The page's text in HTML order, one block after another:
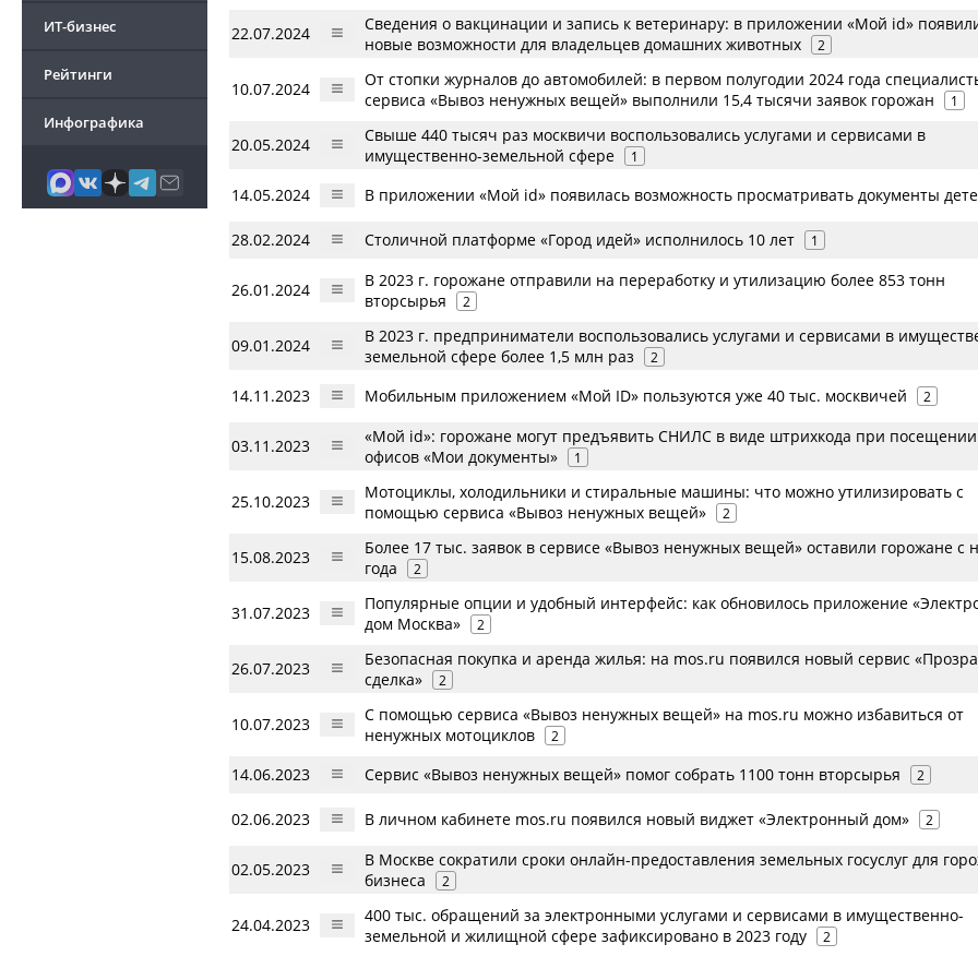
ИТ-бизнес
Рейтинги
Инфографика
22.07.2024
Сведения о вакцинации и запись к ветеринару: в приложении «Мой id»
новые возможности для владельцев домашних животных
2
10.07.2024
От стопки журналов до автомобилей: в первом полугодии 2024 года
сервиса «Вывоз ненужных вещей» выполнили 15,4 тысячи заявок горожан
1
20.05.2024
Свыше 440 тысяч раз москвичи воспользовались услугами и сервисами в
имущественно-земельной сфере
1
14.05.2024 В приложении «Мой id» появилась возможность просматривать документы
28.02.2024 Столичной платформе «Город идей» исполнилось 10 лет 1
26.01.2024
В 2023 г. горожане отправили на переработку и утилизацию более 853 тонн
вторсырья
2
09.01.2024
В 2023 г. предприниматели воспользовались услугами и сервисами в
земельной сфере более 1,5 млн раз
2
14.11.2023 Мобильным приложением «Мой ID» пользуются уже 40 тыс. москвичей 2
03.11.2023
«Мой id»: горожане могут предъявить СНИЛС в виде штрихкода при посещении
офисов «Мои документы»
1
25.10.2023
Мотоциклы, холодильники и стиральные машины: что можно утилизировать с
помощью сервиса «Вывоз ненужных вещей»
2
15.08.2023
Более 17 тыс. заявок в сервисе «Вывоз ненужных вещей» оставили горожане с
года
2
31.07.2023
Популярные опции и удобный интерфейс: как обновилось приложение
дом Москва»
2
26.07.2023
Безопасная покупка и аренда жилья: на mos.ru появился новый сервис
сделка»
2
10.07.2023
С помощью сервиса «Вывоз ненужных вещей» на mos.ru можно избавиться от
ненужных мотоциклов
2
14.06.2023 Сервис «Вывоз ненужных вещей» помог собрать 1100 тонн вторсырья 2
02.06.2023 В личном кабинете mos.ru появился новый виджет «Электронный дом» 2
02.05.2023
В Москве сократили сроки онлайн-предоставления земельных госуслуг для
бизнеса
2
24.04.2023
400 тыс. обращений за электронными услугами и сервисами в имущественно-
земельной и жилищной сфере зафиксировано в 2023 году
2